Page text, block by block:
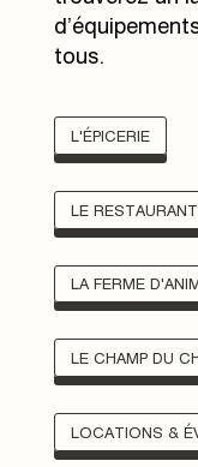
tous.
L'ÉPICERIE
LE
LA FERME
LE CHAMP DU
LOCATIONS &